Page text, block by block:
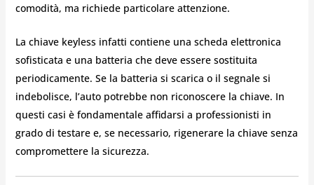
comodità, ma richiede particolare attenzione.
La chiave keyless infatti contiene una scheda elettronica
sofisticata e una batteria che deve essere sostituita
periodicamente. Se la batteria si scarica o il segnale si
indebolisce, l’auto potrebbe non riconoscere la chiave. In
questi casi è fondamentale affidarsi a professionisti in
grado di testare e, se necessario, rigenerare la chiave senza
compromettere la sicurezza.